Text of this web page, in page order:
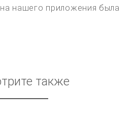
нашего приложения была
также